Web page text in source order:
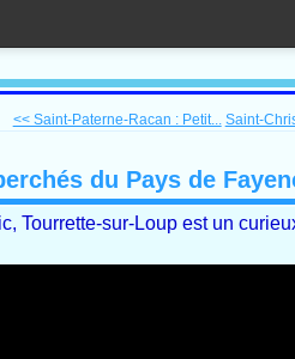
<< Saint-Paterne-Racan : Petit... Saint-
du Pays de
Tourrette-sur-Loup est un